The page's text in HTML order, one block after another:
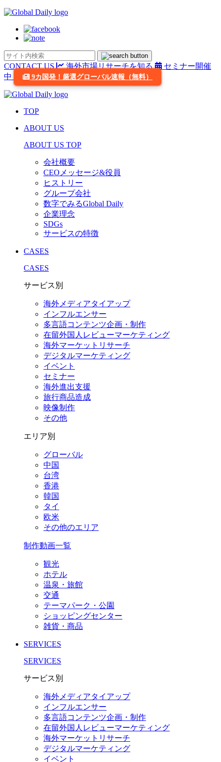
CONTACT US 海外市場リサーチを知る
セミナー開催
中
9カ国発！厳選グローバル速報（無料）
TOP
ABOUT US
ABOUT US TOP
会社概要
CEOメッセージ&役員
ヒストリー
グループ会社
数字でみるGlobal Daily
企業理念
SDGs
サービスの特徴
CASES
CASES
サービス別
海外メディアタイアップ
インフルエンサー
多言語コンテンツ企画・制作
在留外国⼈レビューマーケティング
海外マーケットリサーチ
デジタルマーケティング
イベント
セミナー
海外進出支援
旅行商品造成
映像制作
その他
エリア別
グローバル
中国
台湾
香港
韓国
タイ
欧米
その他のエリア
制作動画一覧
観光
ホテル
温泉・旅館
交通
テーマパーク・公園
ショッピングセンター
雑貨・商品
SERVICES
SERVICES
サービス別
海外メディアタイアップ
インフルエンサー
多言語コンテンツ企画・制作
在留外国⼈レビューマーケティング
海外マーケットリサーチ
デジタルマーケティング
イベント